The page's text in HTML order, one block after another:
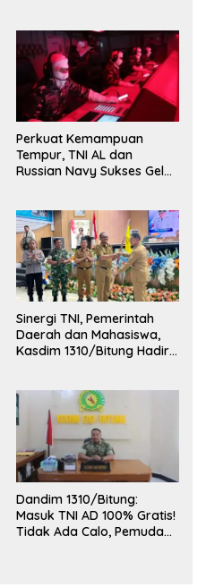
Perkuat Kemampuan
Tempur, TNI AL dan
Russian Navy Sukses Gelar
Sinergi TNI, Pemerintah
Daerah dan Mahasiswa,
Kasdim 1310/Bitung Hadiri
Kota Bitung
Dandim 1310/Bitung:
Masuk TNI AD 100% Gratis!
Tidak Ada Calo, Pemuda